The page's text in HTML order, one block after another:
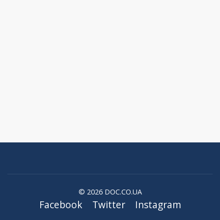
© 2026 DOC.CO.UA
Facebook Twitter Instagram